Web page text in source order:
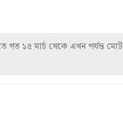
গত ১৫ মার্চ থেকে এখন পর্যন্ত মোট